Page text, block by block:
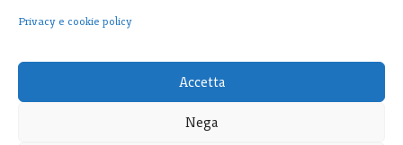
Privacy e cookie policy
Accetta
Nega
F. + 39 02 76392030
info@fondazionebassetti.org